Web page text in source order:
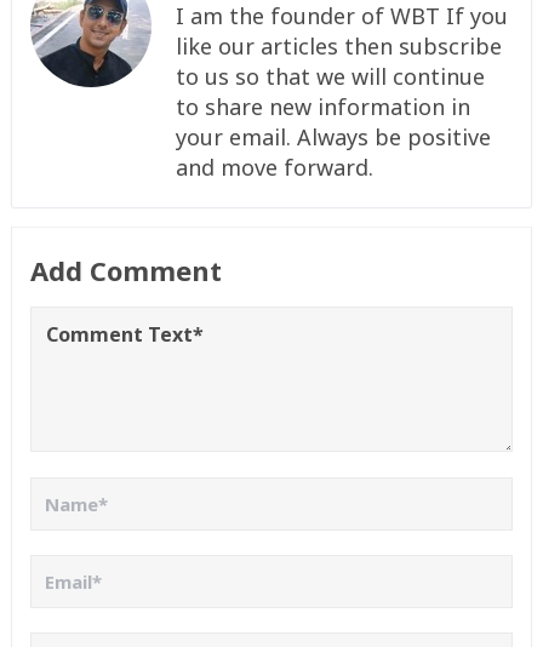
I am the founder of WBT If you
like our articles then subscribe
to us so that we will continue
to share new information in
your email. Always be positive
and move forward.
Add Comment